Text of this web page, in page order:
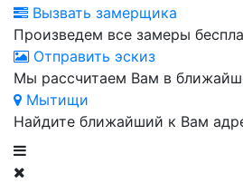
Вызвать замерщика
Произведем все замеры
Отправить эскиз
Мы рассчитаем Вам в
Мытищи
Найдите ближайший к Вам